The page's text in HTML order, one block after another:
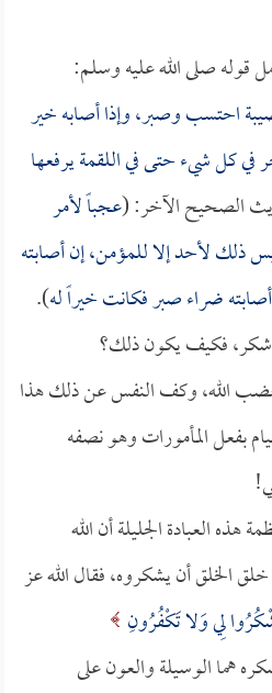
قوله صلى الله عليه وسلم:
احتسب وصبر، وإذا أصابه خير
في كل شيء حتى في اللقمة يرفعها
الصحيح الآخر: (عجباً لأمر
ذلك لأحد إلا للمؤمن، إن أصابته
ضراء صبر فكانت خيراً له).
شكر، فكيف يكون ذلك؟
الله، وكف النفس عن ذلك هذا
بفعل المأمورات وهو نصفه
العبادة الجليلة أن الله
الخلق أن يشكروه، فقال الله عز
لِي وَلا تَكْفُرُونِ
وشكره هما الوسيلة والعون على